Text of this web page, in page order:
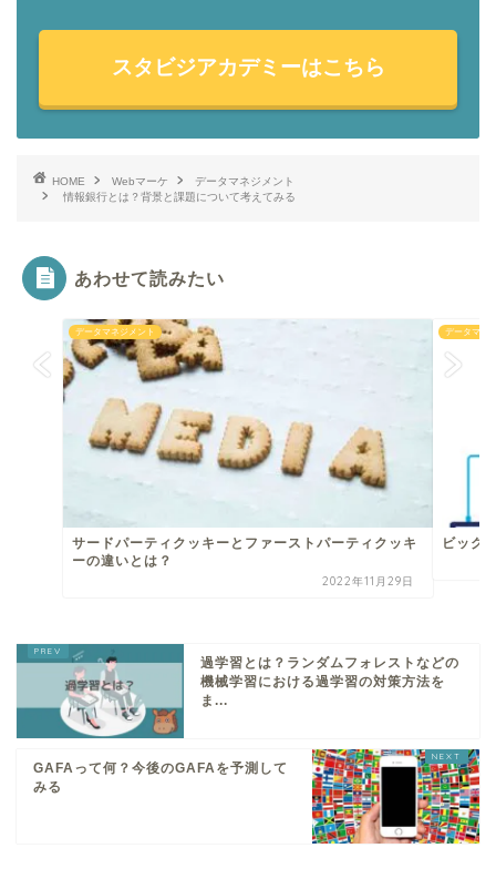
スタビジアカデミーはこちら
HOME Webマーケ
データマネジメント
情報銀行とは？背景と課題について考えてみる
あわせて読みたい
データマネジメント
サードパーティクッキーとファーストパーティクッキ
ーの違いとは？
2022年11月29日
データマネ
ビッグ
過学習とは？ランダムフォレストなどの
機械学習における過学習の対策方法を
ま...
GAFAって何？今後のGAFAを予測して
みる